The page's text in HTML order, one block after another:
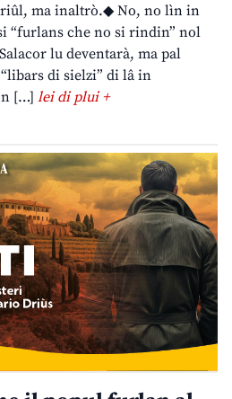
ma inaltrò.◆ No, no lìn in
“furlans che no si rindin” nol
lu deventarà, ma pal
di sielzi” di lâ in
[…] lei di plui +